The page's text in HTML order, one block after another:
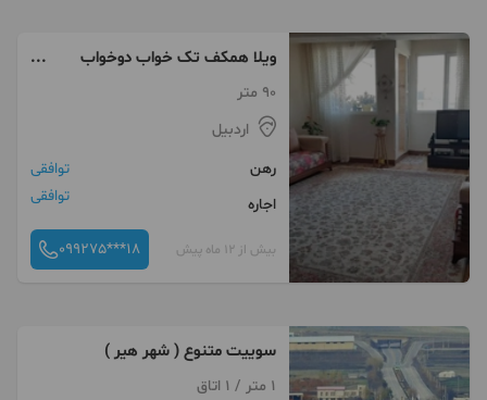
ویلا همکف تک خواب دوخواب
سوییت
90 متر
اردبیل
رهن
توافقی
اجاره
توافقی
بیش از 12 ماه پیش 099275***18
سوییت متنوع ( شهر هیر )
1 متر / 1 اتاق